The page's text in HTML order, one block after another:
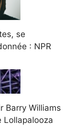
se
: NPR
Barry Williams
Lollapalooza